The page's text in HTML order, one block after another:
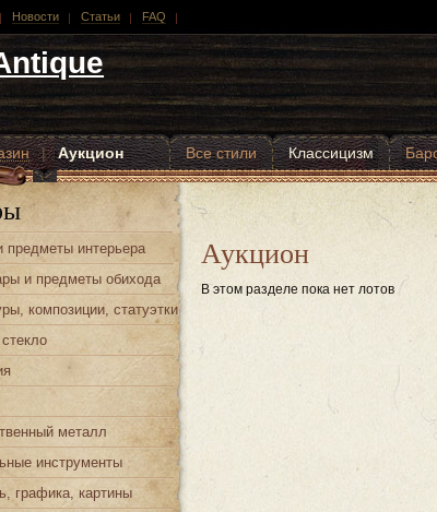
Новости Статьи FAQ
| Аукцион Все стили Классицизм
предметы интерьера
и предметы обихода
композиции, статуэтки
металл
инструменты
графика, картины
Аукцион
В этом разделе пока нет лотов